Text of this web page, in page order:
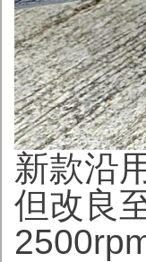
新款沿
但改良